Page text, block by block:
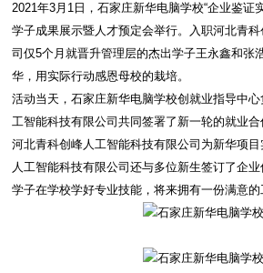
2021年3月1日，石家庄新华电脑学校“企业鉴证
学子成果展示暨人才预定会举行。入职河北青
司仅5个月就晋升管理层的杰出学子王永鑫和张
华，用实际行动感恩母校的栽培。
活动当天，石家庄新华电脑学校创就业指导中
工智能科技有限公司共同签署了新一轮的就业
河北青科创峰人工智能科技有限公司为新华项
人工智能科技有限公司还与多位新生签订了企
学子在学校学好专业技能，将来拥有一份满意的